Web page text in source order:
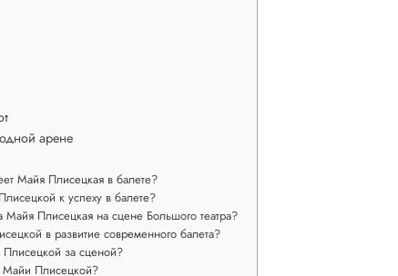
арене
Майя Плисецкая в балете?
к успеху в балете?
Майя Плисецкая на сцене Большого театра?
в развитие современного балета?
Плисецкой за сценой?
Майи Плисецкой?